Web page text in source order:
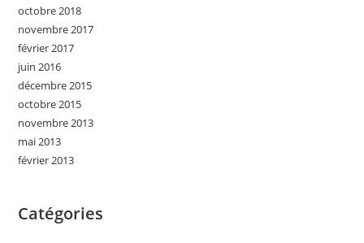
octobre 2018
novembre 2017
février 2017
juin 2016
décembre 2015
octobre 2015
novembre 2013
mai 2013
février 2013
Catégories